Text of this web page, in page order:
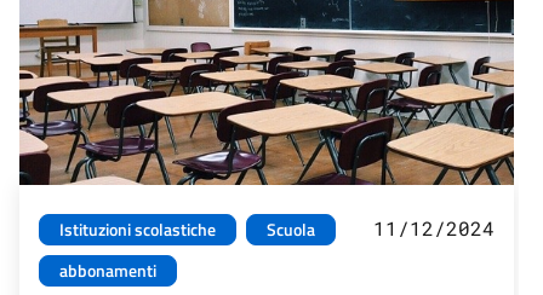
Istituzioni scolastiche
Scuola
abbonamenti
11/12/2024